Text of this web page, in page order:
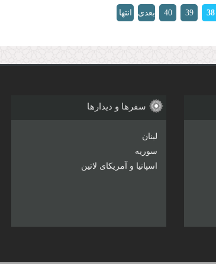
38
39
40
بعدی
انتها
سفرها و دیدارها
لبنان
سوریه
اسپانیا و آمریکای لاتین